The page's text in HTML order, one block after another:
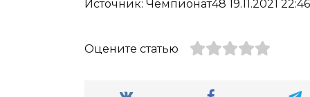
Источник: Чемпионат48 19.11.2021
Оцените статью